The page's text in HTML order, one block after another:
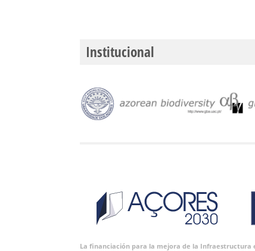
Institucional
La financiación para la mejora de la Infraestructura